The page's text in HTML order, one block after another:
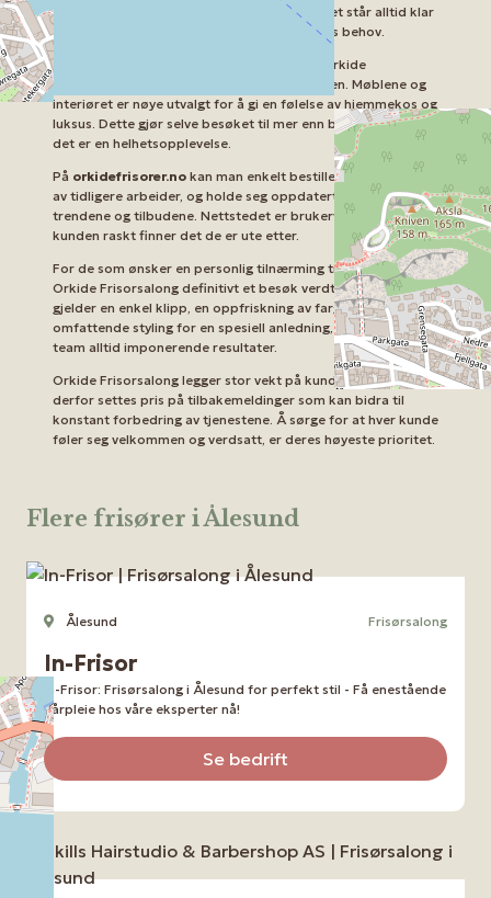
hårpleie og styling, og det vennlige personalet står alltid klar
for å skreddersy behandlingen etter kundens behov.
En av hovedgrunnene til at kundene velger Orkide
Frisorsalong, er den avslappende atmosfæren. Møblene og
interiøret er nøye utvalgt for å gi en følelse av hjemmekos og
luksus. Dette gjør selve besøket til mer enn bare en klipp;
det er en helhetsopplevelse.
På orkidefrisorer.no kan man enkelt bestille time, se bilder
av tidligere arbeider, og holde seg oppdatert på de siste
trendene og tilbudene. Nettstedet er brukervennlig, slik at
kunden raskt finner det de er ute etter.
For de som ønsker en personlig tilnærming til hårpleie, er
Orkide Frisorsalong definitivt et besøk verdt. Enten det
gjelder en enkel klipp, en oppfriskning av fargen, eller en
omfattende styling for en spesiell anledning, leverer deres
team alltid imponerende resultater.
Orkide Frisorsalong legger stor vekt på kundetilfredshet, og
derfor settes pris på tilbakemeldinger som kan bidra til
konstant forbedring av tjenestene. Å sørge for at hver kunde
føler seg velkommen og verdsatt, er deres høyeste prioritet.
Flere frisører i Ålesund
Ålesund Frisørsalong
In-Frisor
In-Frisor: Frisørsalong i Ålesund for perfekt stil - Få enestående
hårpleie hos våre eksperter nå!
Se bedrift